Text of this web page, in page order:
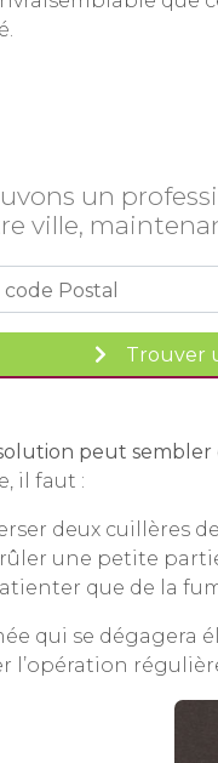
un
ville,
Trouver
peut
il faut :
deux cuillères
une petite
que de la
qui se dégagera
l’opération